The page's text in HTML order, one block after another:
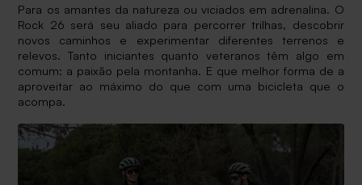
Para os amantes da natureza ou viciados em adrenalina. O
Rock 26 será seu aliado para percorrer trilhas, descobrir
novos caminhos e experimentar diferentes terrenos e
relevos. Tanto iniciantes quanto veteranos têm algo em
comum: a paixão pela montanha. E que melhor forma de a
aproveitar ao máximo do que com uma bicicleta que o
acompa.